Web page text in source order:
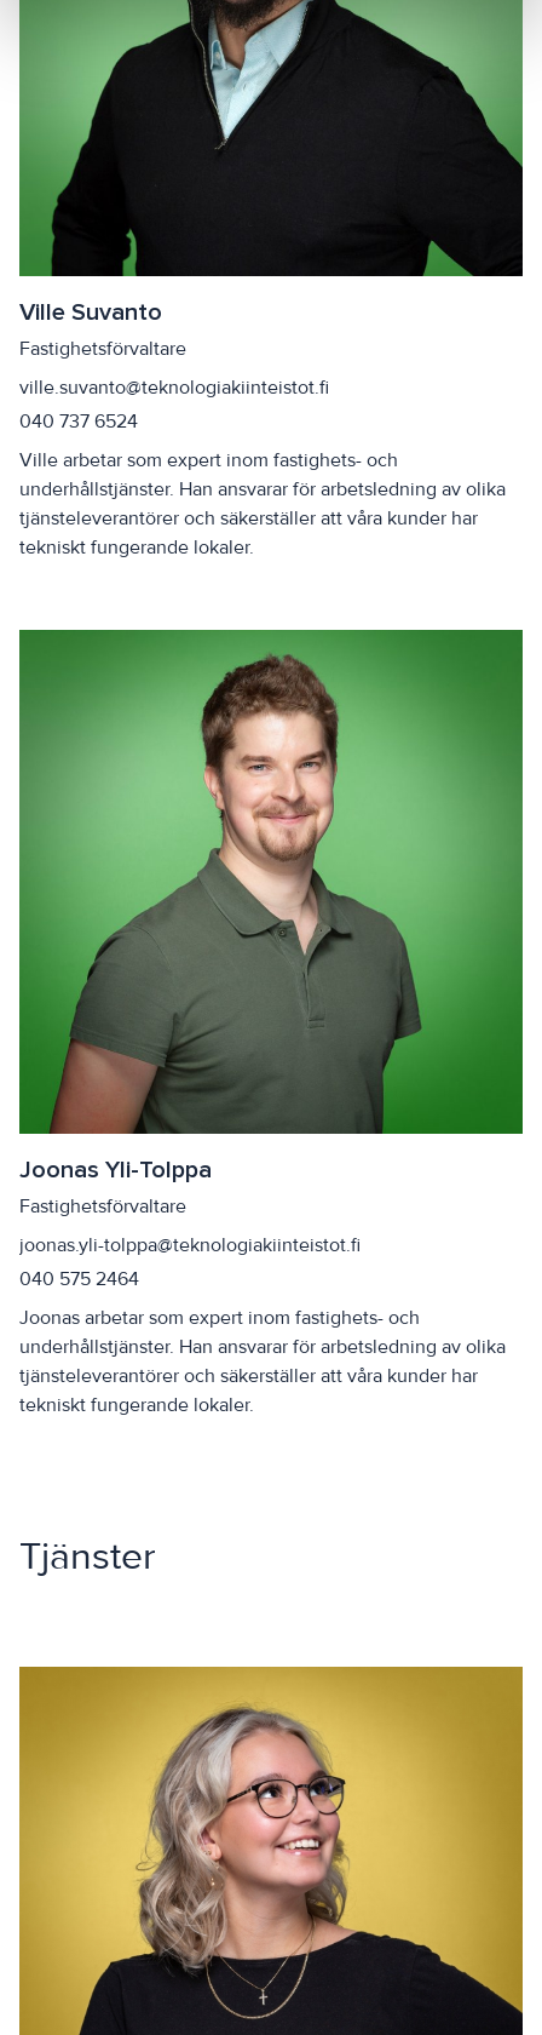
Ville Suvanto
Fastighetsförvaltare
ville.suvanto@teknologiakiinteistot.fi
040 737 6524
Ville arbetar som expert inom fastighets- och
underhållstjänster. Han ansvarar för arbetsledning av olika
tjänsteleverantörer och säkerställer att våra kunder har
tekniskt fungerande lokaler.
Joonas Yli-Tolppa
Fastighetsförvaltare
joonas.yli-tolppa@teknologiakiinteistot.fi
040 575 2464
Joonas arbetar som expert inom fastighets- och
underhållstjänster. Han ansvarar för arbetsledning av olika
tjänsteleverantörer och säkerställer att våra kunder har
tekniskt fungerande lokaler.
Tjänster